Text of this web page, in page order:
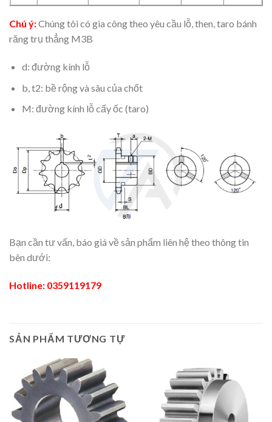
Chú ý:Chúng tôi có gia công theo yêu cầu lỗ, then, taro bánh
răng trụ thẳng M3B
d: đường kính lỗ
b, t2: bề rộng và sâu của chốt
M: đường kính lỗ cấy ốc (taro)
Bạn cần tư vấn, báo giá về sản phẩm liên hệ theo thông tin
bên dưới:
Hotline: 0359119179
SẢN PHẨM TƯƠNG TỰ